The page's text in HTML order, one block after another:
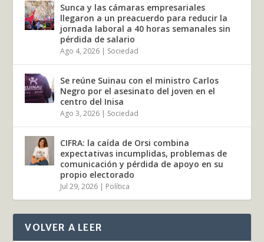
Sunca y las cámaras empresariales
llegaron a un preacuerdo para reducir la
jornada laboral a 40 horas semanales sin
pérdida de salario
Ago 4, 2026 | Sociedad
Se reúne Suinau con el ministro Carlos
Negro por el asesinato del joven en el
centro del Inisa
Ago 3, 2026 | Sociedad
CIFRA: la caída de Orsi combina
expectativas incumplidas, problemas de
comunicación y pérdida de apoyo en su
propio electorado
Jul 29, 2026 | Política
VOLVER A LEER